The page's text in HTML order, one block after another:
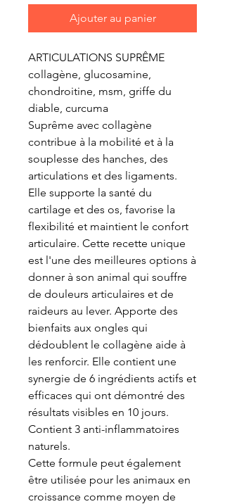
Ajouter au panier
ARTICULATIONS SUPRÊME
collagène, glucosamine,
chondroitine, msm, griffe du
diable, curcuma
Suprême avec collagène
contribue à la mobilité et à la
souplesse des hanches, des
articulations et des ligaments.
Elle supporte la santé du
cartilage et des os, favorise la
flexibilité et maintient le confort
articulaire. Cette recette unique
est l'une des meilleures options à
donner à son animal qui souffre
de douleurs articulaires et de
raideurs au lever. Apporte des
bienfaits aux ongles qui
dédoublent le collagène aide à
les renforcir. Elle contient une
synergie de 6 ingrédients actifs et
efficaces qui ont démontré des
résultats visibles en 10 jours.
Contient 3 anti-inflammatoires
naturels.
Cette formule peut également
être utilisée pour les animaux en
croissance comme moyen de